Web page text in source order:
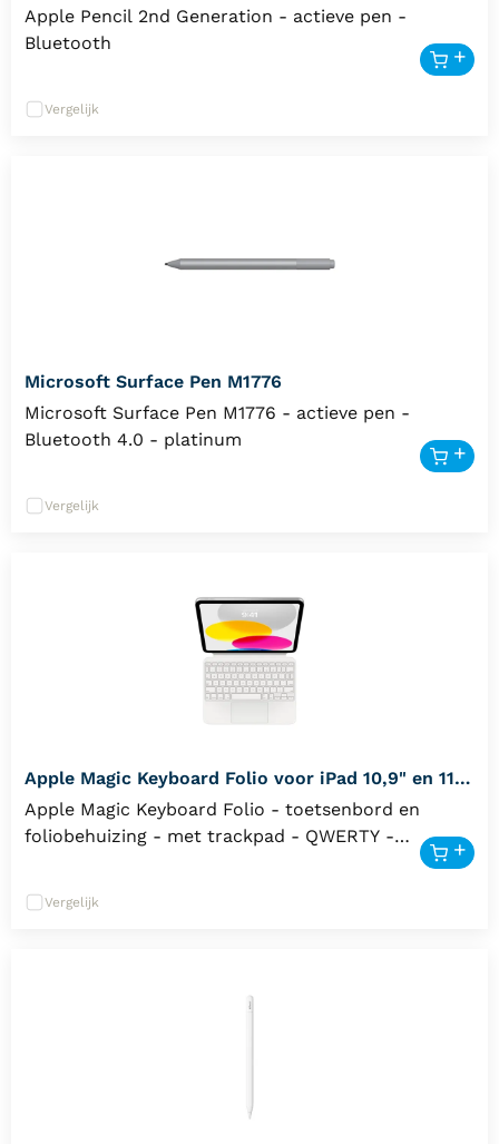
Apple Pencil 2nd Generation - actieve pen -
Bluetooth
Vergelijk
Microsoft Surface Pen M1776
Microsoft Surface Pen M1776 - actieve pen -
Bluetooth 4.0 - platinum
Vergelijk
Apple Magic Keyboard Folio voor iPad 10,9" en 11"
- NL Wit
Apple Magic Keyboard Folio - toetsenbord en
foliobehuizing - met trackpad - QWERTY -
Vergelijk